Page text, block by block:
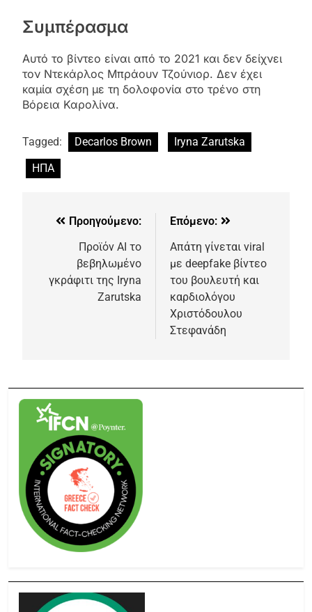
Συμπέρασμα
Αυτό το βίντεο είναι από το 2021 και δεν δείχνει
τον Ντεκάρλος Μπράουν Τζούνιορ. Δεν έχει
καμία σχέση με τη δολοφονία στο τρένο στη
Βόρεια Καρολίνα.
Tagged: Decarlos Brown
Iryna Zarutska
ΗΠΑ
Προηγούμενο:
Προϊόν AI το
βεβηλωμένο
γκράφιτι της Iryna
Zarutska
Επόμενο:
Απάτη γίνεται viral
με deepfake βίντεο
του βουλευτή και
καρδιολόγου
Χριστόδουλου
Στεφανάδη